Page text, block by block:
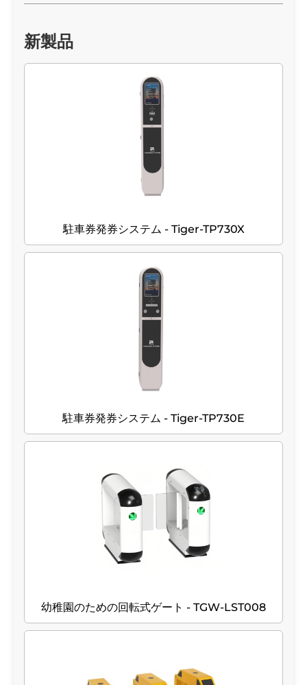
新製品
駐車券発券システム - Tiger-TP730X
駐車券発券システム - Tiger-TP730E
幼稚園のための回転式ゲート - TGW-LST008